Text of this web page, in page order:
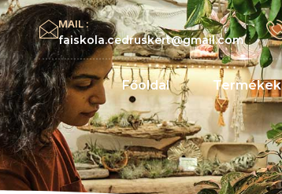
MAIL :
faiskola.cedruskert@gmail.com
Főoldal Termékek